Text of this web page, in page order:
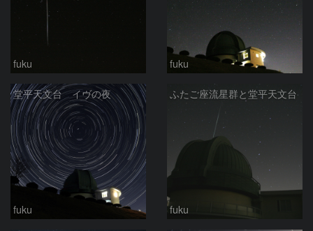
fuku fuku
堂平天文台 イヴの夜
fuku
ふたご座流星群と堂平天文台
fuku